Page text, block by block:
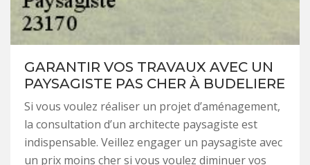
GARANTIR VOS TRAVAUX AVEC UN
PAYSAGISTE PAS CHER À BUDELIERE
Si vous voulez réaliser un projet d’aménagement,
la consultation d’un architecte paysagiste est
indispensable. Veillez engager un paysagiste avec
un prix moins cher si vous voulez diminuer vos